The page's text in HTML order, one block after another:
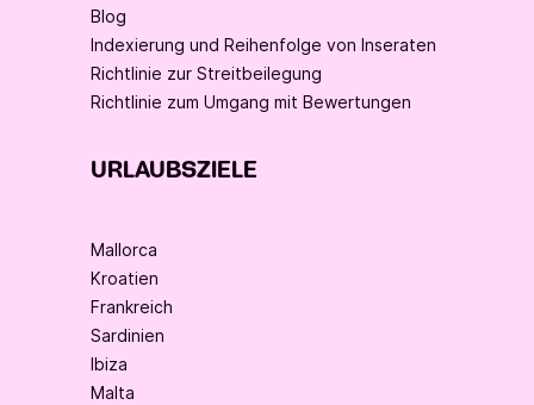
Blog
Indexierung und Reihenfolge von Inseraten
Richtlinie zur Streitbeilegung
Richtlinie zum Umgang mit Bewertungen
URLAUBSZIELE
Mallorca
Kroatien
Frankreich
Sardinien
Ibiza
Malta